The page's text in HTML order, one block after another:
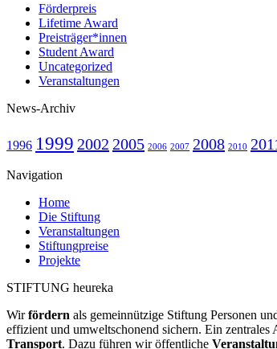
Förderpreis
Lifetime Award
Preisträger*innen
Student Award
Uncategorized
Veranstaltungen
News-Archiv
1996 1999 2002 2005 2006 2007 2008 2010
Navigation
Home
Die Stiftung
Veranstaltungen
Stiftungpreise
Projekte
STIFTUNG heureka
Wirfördern als gemeinnützige Stiftung Personen
effizient und umweltschonend sichern. Ein zentrales
Transport. Dazu führen wir öffentliche